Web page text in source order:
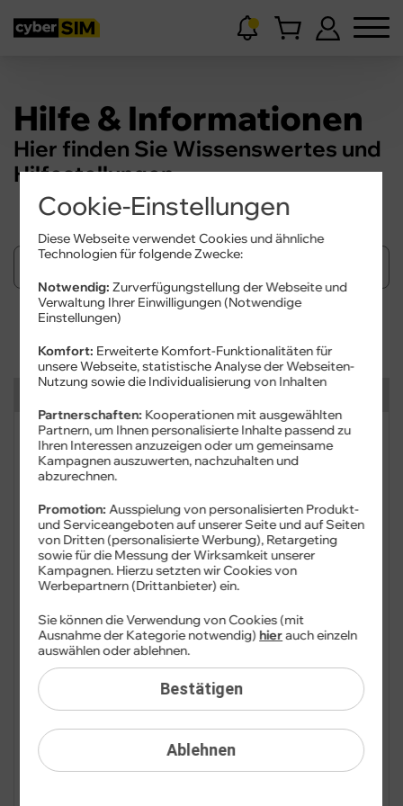
Hilfe & Informationen
Hier finden Sie Wissenswertes und
Hilfestellungen.
Kategorien
FAQ: Am häufigsten gesucht
Festnetz
Festnetz-Geräte
Kundendaten
Anschlussadresse
Cookie-Einstellungen
Datenauskunft
Cookie-Einstellungen
Diese Webseite verwendet Cookies und ähnliche
Technologien für folgende Zwecke:
Notwendig: Zurverfügungstellung der Webseite und
Verwaltung Ihrer Einwilligungen (Notwendige
Einstellungen)
Komfort: Erweiterte Komfort-Funktionalitäten für
unsere Webseite, statistische Analyse der Webseiten-
Nutzung sowie die Individualisierung von Inhalten
Partnerschaften: Kooperationen mit ausgewählten
Partnern, um Ihnen personalisierte Inhalte passend zu
Ihren Interessen anzuzeigen oder um gemeinsame
Kampagnen auszuwerten, nachzuhalten und
abzurechnen.
Promotion:Ausspielung von personalisierten Produkt-
und Serviceangeboten auf unserer Seite und auf Seiten
von Dritten (personalisierte Werbung), Retargeting
sowie für die Messung der Wirksamkeit unserer
Kampagnen. Hierzu setzten wir Cookies von
Werbepartnern (Drittanbieter) ein.
Ablehnen
Sie können die Verwendung von Cookies (mit
Ausnahme der Kategorie notwendig)hierauch einzeln
auswählen oder ablehnen.
Bestätigen